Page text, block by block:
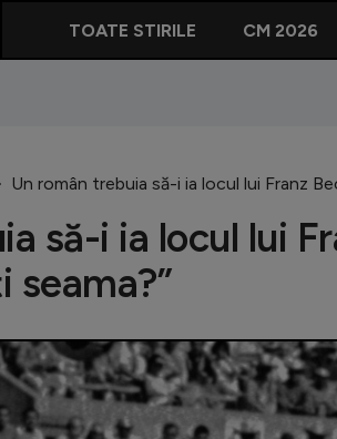
TOATE STIRILE CM 2026
Un român trebuia să-i ia locul lui Franz
să-i ia locul lui
seama?”